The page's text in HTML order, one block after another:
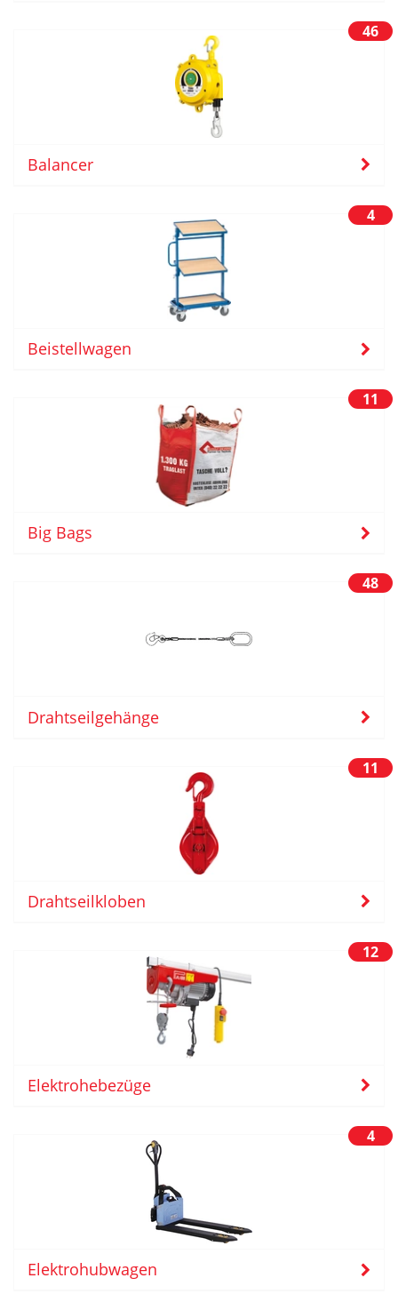
46
Balancer
4
Beistellwagen
11
Big Bags
48
Drahtseilgehänge
11
Drahtseilkloben
12
Elektrohebezüge
4
Elektrohubwagen